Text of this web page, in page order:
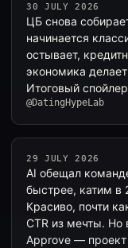
30 JULY 2026
ЦБ снова
начинается
остывает,
экономика
Итоговый
@DatingHypeLab
29 JULY 2026
AI обещал
быстрее, катим в
Красиво, почти
CTR из мечты. Но
Approve —